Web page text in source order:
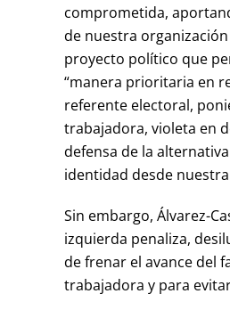
comprometida,
de nuestra
proyecto político que
“manera prioritaria en
referente electoral,
trabajadora, violeta en
defensa de la
identidad desde
Sin embargo, Álvarez-
izquierda penaliza,
de frenar el avance del
trabajadora y para